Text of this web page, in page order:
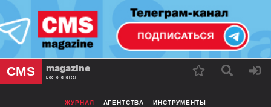
CMS magazine
Все о digital
ЖУРНАЛ АГЕНТСТВА ИНСТРУМЕНТЫ